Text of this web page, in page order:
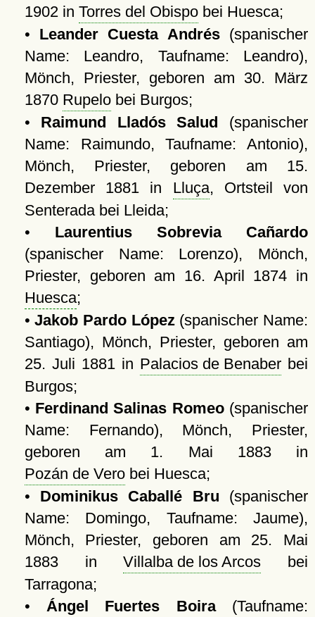
1902 in Torres del Obispobei Huesca;
• Leander Cuesta Andrés(spanischer
Name: Leandro, Taufname: Leandro),
Mönch, Priester, geboren am 30. März
1870 Rupelobei Burgos;
• Raimund Lladós Salud (spanischer
Name: Raimundo, Taufname: Antonio),
Mönch, Priester, geboren am 15.
Dezember 1881 in Lluça, Ortsteil von
Senterada bei Lleida;
• Laurentius Sobrevia Cañardo
(spanischer Name: Lorenzo), Mönch,
Priester, geboren am 16. April 1874 in
Huesca;
•Jakob Pardo López(spanischer Name:
Santiago), Mönch, Priester, geboren am
25. Juli 1881 in Palacios de Benaberbei
Burgos;
• Ferdinand Salinas Romeo(spanischer
Name: Fernando), Mönch, Priester,
geboren am 1. Mai 1883 in
Pozán de Verobei Huesca;
• Dominikus Caballé Bru (spanischer
Name: Domingo, Taufname: Jaume),
Mönch, Priester, geboren am 25. Mai
1883 inVillalba de los Arcos bei
Tarragona;
•Ángel Fuertes Boira(Taufname: